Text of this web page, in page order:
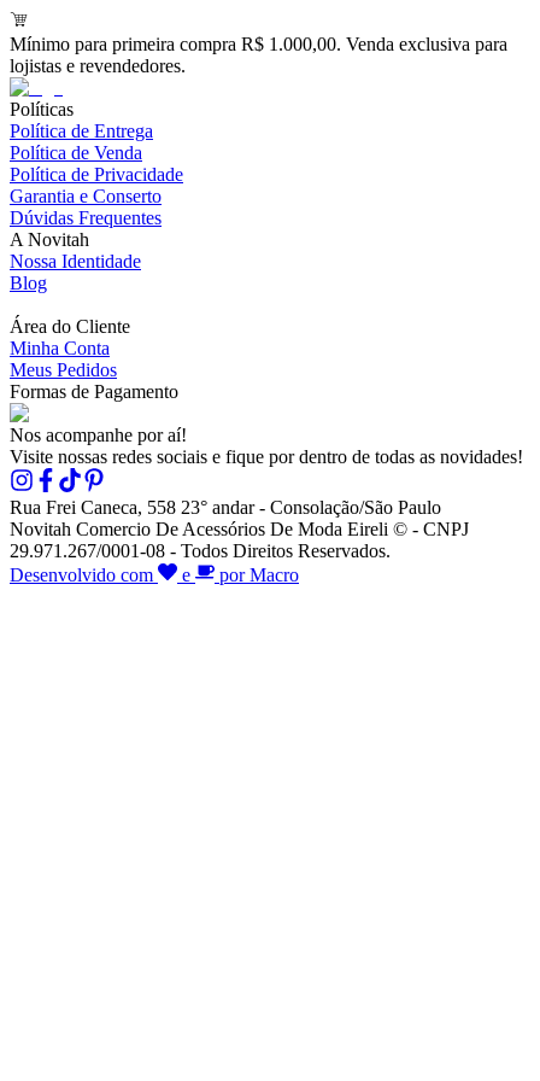
Mínimo para primeira compra R$ 1.000,00. Venda exclusiva para
lojistas e revendedores.
Políticas
Política de Entrega
Política de Venda
Política de Privacidade
Garantia e Conserto
Dúvidas Frequentes
A Novitah
Nossa Identidade
Blog
Área do Cliente
Minha Conta
Meus Pedidos
Formas de Pagamento
Nos acompanhe por aí!
Visite nossas redes sociais e fique por dentro de todas as novidades!
Rua Frei Caneca, 558 23° andar - Consolação/São Paulo
Novitah Comercio De Acessórios De Moda Eireli © - CNPJ
29.971.267/0001-08 - Todos Direitos Reservados.
Desenvolvido com
e por Macro